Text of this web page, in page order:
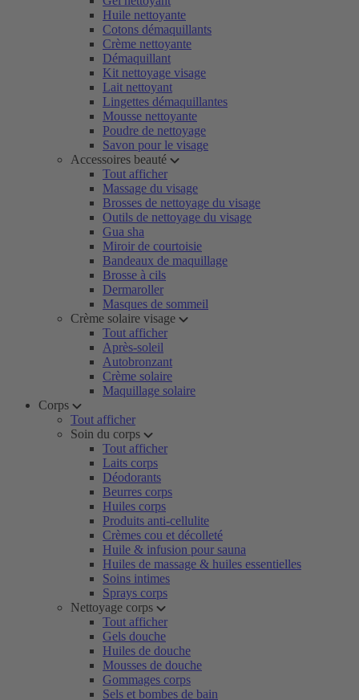
Huile nettoyante
Cotons démaquillants
Crème nettoyante
Démaquillant
Kit nettoyage visage
Lait nettoyant
Lingettes démaquillantes
Mousse nettoyante
Poudre de nettoyage
Savon pour le visage
Accessoires beauté
Tout afficher
Massage du visage
Brosses de nettoyage du visage
Outils de nettoyage du visage
Gua sha
Miroir de courtoisie
Bandeaux de maquillage
Brosse à cils
Dermaroller
Masques de sommeil
Crème solaire visage
Tout afficher
Après-soleil
Autobronzant
Crème solaire
Maquillage solaire
Corps
Tout afficher
Soin du corps
Tout afficher
Laits corps
Déodorants
Beurres corps
Huiles corps
Produits anti-cellulite
Crèmes cou et décolleté
Huile & infusion pour sauna
Huiles de massage & huiles essentielles
Soins intimes
Sprays corps
Nettoyage corps
Tout afficher
Gels douche
Huiles de douche
Mousses de douche
Gommages corps
Sels et bombes de bain